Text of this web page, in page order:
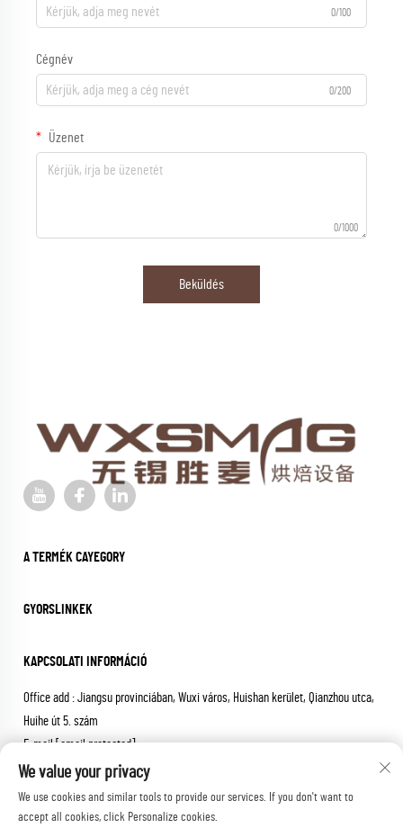
0/100
Cégnév
0/200
Üzenet
0/1000
Beküldés
A TERMÉK CAYEGORY
GYORSLINKEK
KAPCSOLATI INFORMÁCIÓ
Office add : Jiangsu provinciában, Wuxi város, Huishan kerület, Qianzhou utca,
Huihe út 5. szám
E-mail:[email protected]
Tel: +86-18652826331
Copyright © 2026 wuxi sheng mai machinery co.,ltd. Minden jog
We value your privacy
We use cookies and similar tools to provide our services. If you don't want to
accept all cookies, click Personalize cookies.